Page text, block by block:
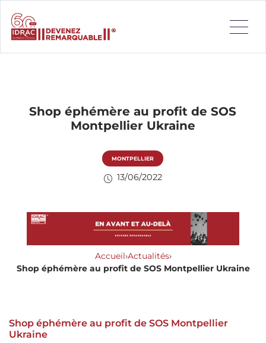
Shop éphémère au profit de SOS
Montpellier Ukraine
MONTPELLIER
13/06/2022
Accueil›Actualités›
Shop éphémère au profit de SOS Montpellier Ukraine
Shop éphémère au profit de SOS Montpellier
Ukraine